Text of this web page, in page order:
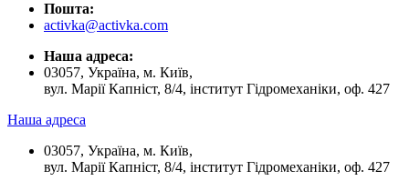
Пошта:
activka@activka.com
Наша адреса:
03057, Україна, м. Київ,
вул. Марії Капніст, 8/4, інститут Гідромеханіки, оф. 427
Наша адреса
03057, Україна, м. Київ,
вул. Марії Капніст, 8/4, інститут Гідромеханіки, оф. 427